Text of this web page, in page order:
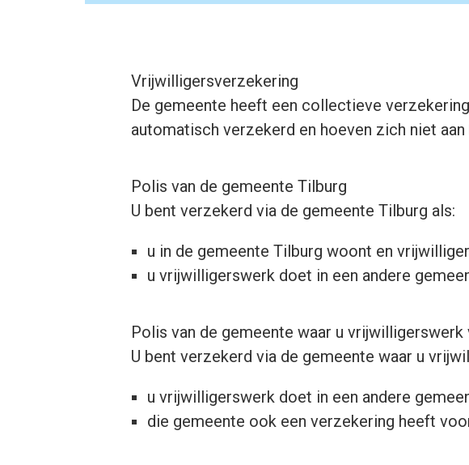
Vrijwilligersverzekering
De gemeente heeft een collectieve
automatisch verzekerd en hoeven zich niet aan
Polis van de gemeente Tilburg
U bent verzekerd via de gemeente Tilburg als:
u in de gemeente Tilburg woont en
u vrijwilligerswerk doet in een andere
Polis van de gemeente waar u vrijwilligerswerk
U bent verzekerd via de gemeente waar u
u vrijwilligerswerk doet in een andere
die gemeente ook een verzekering heeft